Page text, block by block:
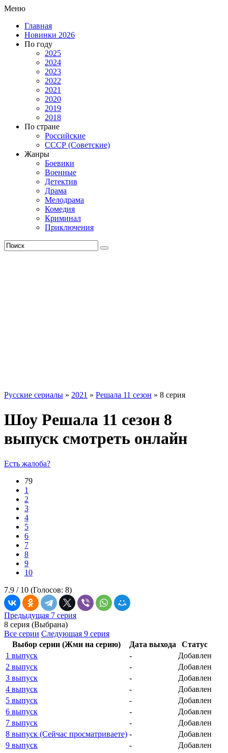
Меню
Главная
Новинки 2026
По году
2025
2024
2023
2022
2021
2020
2019
2018
По стране
Российские
СССР (Советские)
Жанры
Боевики
Военные
Детектив
Драма
Мелодрама
Комедия
Криминал
Приключения
Русские сериалы » 2021 » Решала 11 сезон » 8 серия
Шоу Решала 11 сезон 8
выпуск смотреть онлайн
Есть жалоба?
79
1
2
3
4
5
6
7
8
9
10
7.9 / 10 (Голосов: 8)
Предыдущая 7 серия
8 серия (Выбрана)
Все серии Следующая 9 серия
Выбор серии (Жми на серию)
Дата выхода
Статус
1 выпуск
-
Добавлен
2 выпуск
-
Добавлен
3 выпуск
-
Добавлен
4 выпуск
-
Добавлен
5 выпуск
-
Добавлен
6 выпуск
-
Добавлен
7 выпуск
-
Добавлен
8 выпуск (Сейчас просматриваете) -
Добавлен
9 выпуск
-
Добавлен